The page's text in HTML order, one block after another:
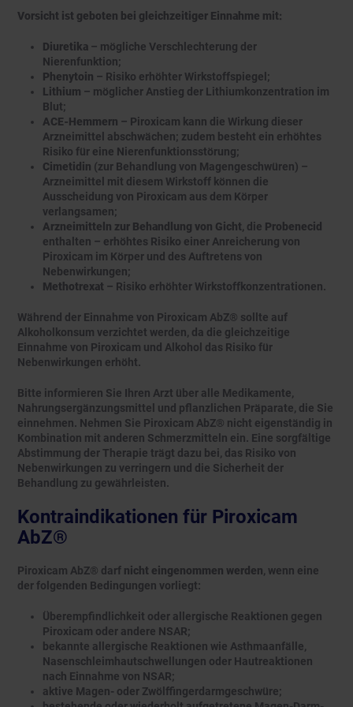
Vorsicht ist geboten bei gleichzeitiger Einnahme mit:
Diuretika – mögliche Verschlechterung der
Nierenfunktion;
Phenytoin – Risiko erhöhter Wirkstoffspiegel;
Lithium – möglicher Anstieg der Lithiumkonzentration im
Blut;
ACE-Hemmern – Piroxicam kann die Wirkung dieser
Arzneimittel abschwächen; zudem besteht ein erhöhtes
Risiko für eine Nierenfunktionsstörung;
Cimetidin (zur Behandlung von Magengeschwüren) –
Arzneimittel mit diesem Wirkstoff können die
Ausscheidung von Piroxicam aus dem Körper
verlangsamen;
Arzneimitteln zur Behandlung von Gicht, die Probenecid
enthalten – erhöhtes Risiko einer Anreicherung von
Piroxicam im Körper und des Auftretens von
Nebenwirkungen;
Methotrexat – Risiko erhöhter Wirkstoffkonzentrationen.
Während der Einnahme von Piroxicam AbZ® sollte auf
Alkoholkonsum verzichtet werden, da die gleichzeitige
Einnahme von Piroxicam und Alkohol das Risiko für
Nebenwirkungen erhöht.
Bitte informieren Sie Ihren Arzt über alle Medikamente,
Nahrungsergänzungsmittel und pflanzlichen Präparate, die Sie
einnehmen. Nehmen Sie Piroxicam AbZ® nicht eigenständig in
Kombination mit anderen Schmerzmitteln ein. Eine sorgfältige
Abstimmung der Therapie trägt dazu bei, das Risiko von
Nebenwirkungen zu verringern und die Sicherheit der
Behandlung zu gewährleisten.
Kontraindikationen für Piroxicam
AbZ®
Piroxicam AbZ® darf nicht eingenommen werden, wenn eine
der folgenden Bedingungen vorliegt:
Überempfindlichkeit oder allergische Reaktionen gegen
Piroxicam oder andere NSAR;
bekannte allergische Reaktionen wie Asthmaanfälle,
Nasenschleimhautschwellungen oder Hautreaktionen
nach Einnahme von NSAR;
aktive Magen- oder Zwölffingerdarmgeschwüre;